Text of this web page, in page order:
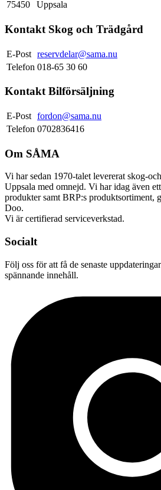
75450 Uppsala
Kontakt Skog och Trädgård
E-Post reservdelar@sama.nu
Telefon 018-65 30 60
Kontakt Bilförsäljning
E-Post fordon@sama.nu
Telefon 0702836416
Om SÅMA
Vi har sedan 1970-talet levererat skog-
Uppsala med omnejd. Vi har idag även
produkter samt BRP:s produktsortiment,
Doo.
Vi är certifierad serviceverkstad.
Socialt
Följ oss för att få de senaste
spännande innehåll.